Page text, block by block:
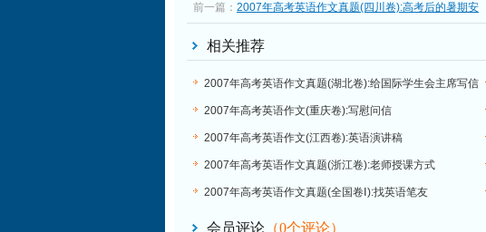
前一篇： 2007年高考英语作文真题(四川卷):高考后的暑期安
相关推荐
2007年高考英语作文真题(湖北卷):给国际学生会主席写信
2007年高考英语作文(重庆卷):写慰问信
2007年高考英语作文(江西卷):英语演讲稿
2007年高考英语作文真题(浙江卷):老师授课方式
2007年高考英语作文真题(全国卷Ⅰ):找英语笔友
会员评论 （0个评论）